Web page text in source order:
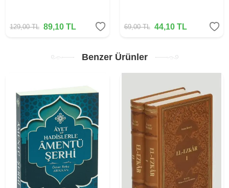
129,00TL 89,10 TL 69,00TL 44,10TL
Benzer Ürünler